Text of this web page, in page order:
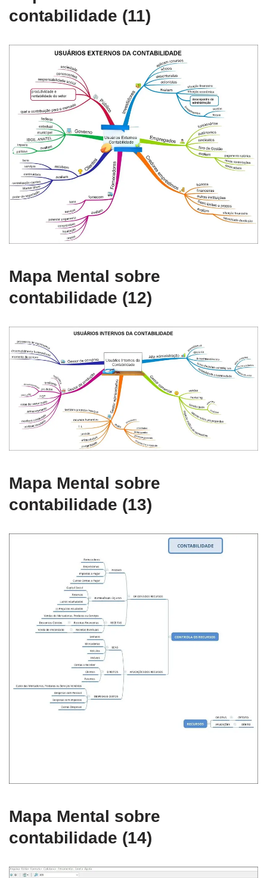
contabilidade (11)
Mapa Mental sobre
contabilidade (12)
Mapa Mental sobre
contabilidade (13)
Mapa Mental sobre
contabilidade (14)